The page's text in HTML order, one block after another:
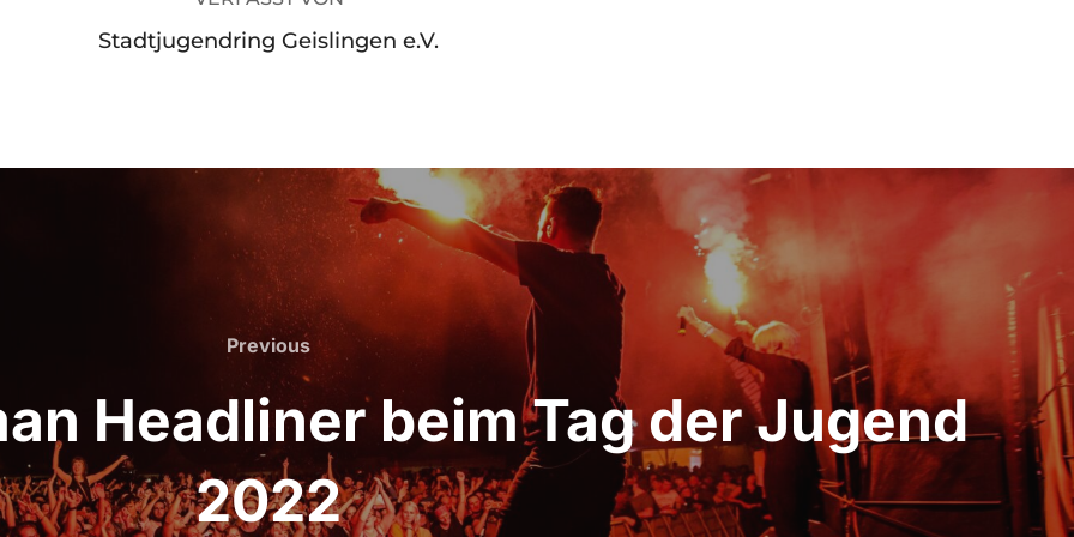
Stadtjugendring Geislingen e.V.
Previous
Previous
Headliner beim Tag der Jugend
2022